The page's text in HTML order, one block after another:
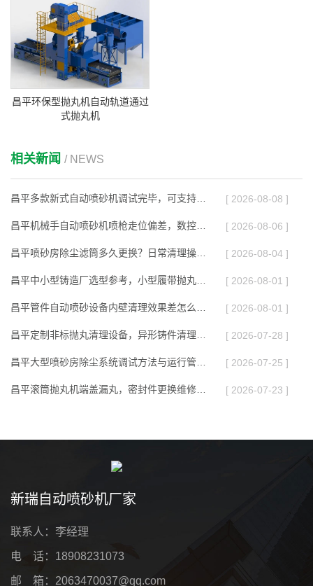
昌平环保型抛丸机自动轨道通过
式抛丸机
相关新闻 / NEWS
昌平多款新式自动喷砂机调试完毕，可支持非标工件定制 [ 2026-08-08 ]
昌平机械手自动喷砂机喷枪走位偏差，数控参数校准教程 [ 2026-08-06 ]
昌平喷砂房除尘滤筒多久更换？日常清理操作步骤 [ 2026-08-04 ]
昌平中小型铸造厂选型参考，小型履带抛丸机投入分析 [ 2026-08-01 ]
昌平管件自动喷砂设备内壁清理效果差怎么调整 [ 2026-08-01 ]
昌平定制非标抛丸清理设备，异形铸件清理产线调试完成 [ 2026-07-28 ]
昌平大型喷砂房除尘系统调试方法与运行管控方案 [ 2026-07-25 ]
昌平滚筒抛丸机端盖漏丸，密封件更换维修步骤 [ 2026-07-23 ]
新瑞自动喷砂机厂家
联系人：李经理
电 话：18908231073
邮 箱：2063470037@qq.com